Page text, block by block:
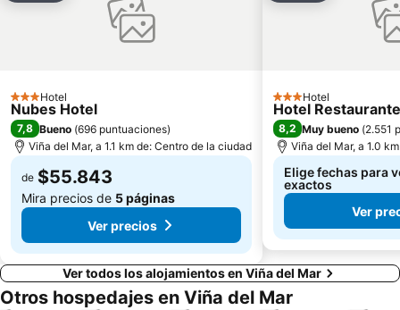
Islote Peñablanca
3 Estrellas
Hotel
Nubes Hotel
7,8 Bueno (696 puntuaciones)
Viña del Mar, a 1.1 km de: Centro de la ciudad
de $55.843
Mira precios de 5 páginas
Ver precios
3 Estrellas
Hotel
Hotel
8,2 Muy bueno (2.551
Viña del Mar, a 1.0
Elige fechas para
exactos
Ver
Ver todos los alojamientos en Viña del Mar
Otros hospedajes en Viña del Mar